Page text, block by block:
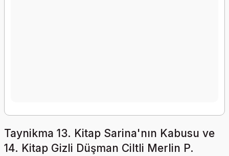
Taynikma 13. Kitap Sarina'nın Kabusu ve
14. Kitap Gizli Düşman Ciltli Merlin P.